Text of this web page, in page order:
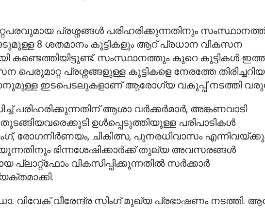
പ്രശ്നങ്ങള്‍ പരിഹരിക്കുന്നതിനും
8 ശതമാനം കുട്ടികളും ആറ് പ്രധാന വികസന
കണ്ടെത്തിയിട്ടുണ്ട്. സംസ്ഥാനത്തും കുറെ കുട്ടികള്‍
പ്രശ്നങ്ങളുള്ള കുട്ടികളെ നേരത്തേ
ഇടപെടലുകളാണ് ആരോഗ്യ വകുപ്പ് നടത്തി
പരിഹരിക്കുന്നതിന് ആശാ വര്‍ക്കര്‍മാര്‍, അങ്കണവാടി
ഉള്‍പ്പെടുത്തിയുള്ള പരിപാടികള്‍
രോഗനിര്‍ണയം, ചികിത്സ, പുനരധിവാസം
ഭിന്നശേഷിക്കാര്‍ക്ക് തുല്യ അവസരങ്ങള്‍
വികസിപ്പിക്കുന്നതില്‍ സര്‍ക്കാര്‍
വീരേന്ദ്ര സിംഗ് മുഖ്യ പ്രഭാഷണം നടത്തി.